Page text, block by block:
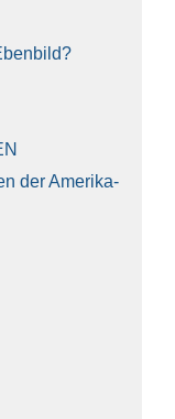
der Ame­ri­ka­